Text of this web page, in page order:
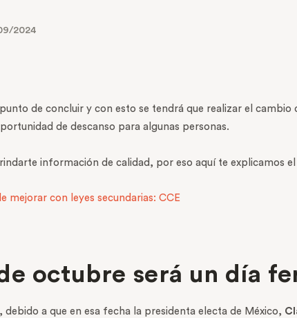
2024
de concluir y con esto se tendrá que realizar el cambio
de descanso para algunas personas.
información de calidad, por eso aquí te explicamos
mejorar con leyes secundarias: CCE
octubre será un día
a que en esa fecha la presidenta electa de México,